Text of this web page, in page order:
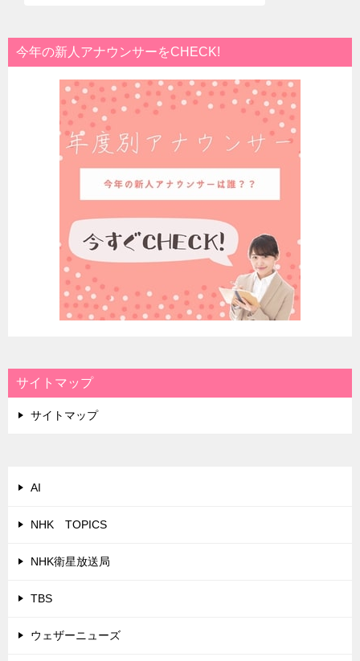
今年の新人アナウンサーをCHECK!
サイトマップ
サイトマップ
AI
NHK TOPICS
NHK衛星放送局
TBS
ウェザーニューズ